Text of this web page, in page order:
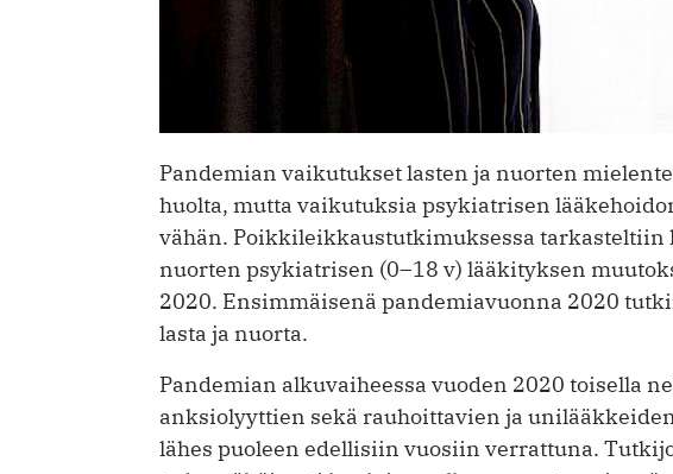
Pandemian vaikutukset lasten ja nuorten
huolta, mutta vaikutuksia psykiatrisen
vähän. Poikkileikkaustutkimuksessa tarkasteltiin
nuorten psykiatrisen (0–18 v) lääkityksen
2020. Ensimmäisenä pandemiavuonna 2020
lasta ja nuorta.
Pandemian alkuvaiheessa vuoden 2020 toisella
anksiolyyttien sekä rauhoittavien ja
lähes puoleen edellisiin vuosiin verrattuna.